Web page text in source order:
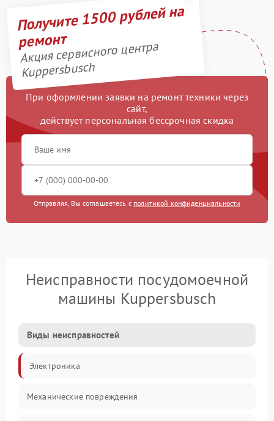
Получите 1500 рублей на
ремонт
Акция сервисного центра
Kuppersbusch
При оформлении заявки на ремонт техники через
сайт,
действует персональная бессрочная скидка
Отправляя, Вы соглашаетесь с политикой конфиденциальности
Неисправности посудомоечной
машины Kuppersbusch
Виды неисправностей
Электроника
Механические повреждения